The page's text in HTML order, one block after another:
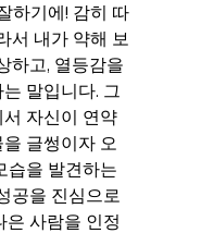
하기에! 감히 따
서 내가 약해 보
하고, 열등감을
말입니다. 그
자신이 연약
글썽이자 오
습을 발견하는
공을 진심으로
은 사람을 인정